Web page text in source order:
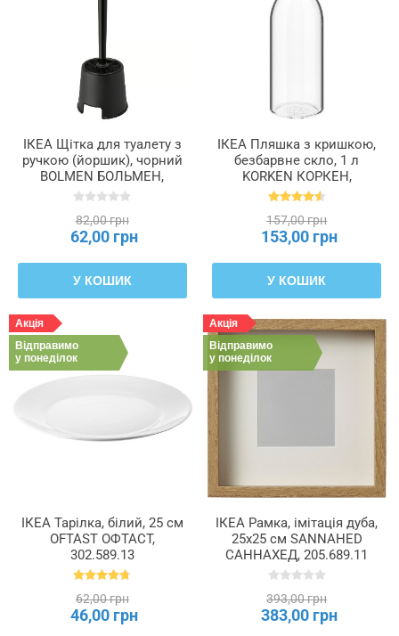
ІКЕА Щітка для туалету з
ручкою (йоршик), чорний
BOLMEN БОЛЬМЕН,
905.744.33
82,00 грн
62,00 грн
У КОШИК
ІКЕА Пляшка з кришкою,
безбарвне скло, 1 л
KORKEN КОРКЕН,
302.135.52
157,00 грн
153,00 грн
У КОШИК
Акція
Відправимо
у понеділок
ІКЕА Тарілка, білий, 25 см
OFTAST ОФТАСТ,
302.589.13
62,00 грн
46,00 грн
Акція
Відправимо
у понеділок
ІКЕА Рамка, імітація дуба,
25x25 см SANNAHED
САННАХЕД, 205.689.11
393,00 грн
383,00 грн